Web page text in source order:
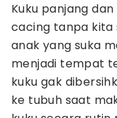
Kuku panjang
cacing tanpa kita
anak yang suka
menjadi tempat
kuku gak
ke tubuh saat